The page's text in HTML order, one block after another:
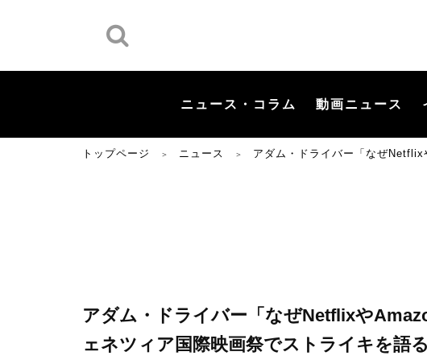
ニュース・コラム 動画ニュース
トップページ ＞ ニュース ＞ アダム・ドライバー「なぜ
アダム・ドライバー「なぜNetflixや
ェネツィア国際映画祭でストライキを語る